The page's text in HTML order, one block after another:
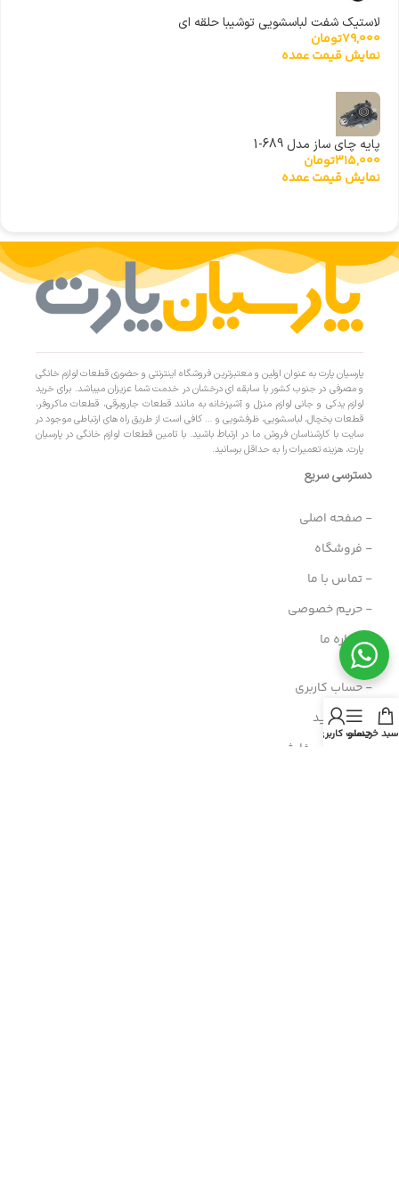
لاستیک شفت لباسشویی توشیبا حلقه ای
79,000تومان
نمایش قیمت عمده
پایه چای ساز مدل 689-1
315,000تومان
نمایش قیمت عمده
پارسیان پارت به عنوان اولین و معتبرترین فروشگاه اینترنتی و حضوری قطعات لوازم خانگی
و مصرفی در جنوب کشور با سابقه ای درخشان در خدمت شما عزیزان میباشد. برای خرید
لوازم یدکی و جانی لوازم منزل و آشپزخانه به مانند قطعات جاروبرقی، قطعات ماکروفر،
قطعات یخچال، لباسشویی، ظرفشویی و … کافی است از طریق راه های ارتباطی موجود در
سایت با کارشناسان فروش ما در ارتباط باشید. با تامین قطعات لوازم خانگی در پارسیان
پارت، هزینه تعمیرات را به حداقل برسانید.
دسترسی سریع
- صفحه اصلی
- فروشگاه
- تماس با ما
- حریم خصوصی
- درباره ما
- حساب کاربری
- سبد خرید
- پیگیری سفارش
سبد خریدمنو
حساب کاربری من